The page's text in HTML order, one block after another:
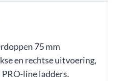
75 mm
en rechtse uitvoering,
line ladders.